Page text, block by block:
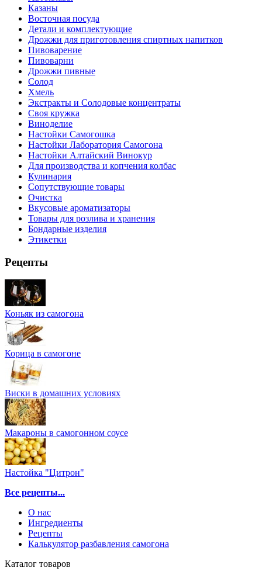
Казаны
Восточная посуда
Детали и комплектующие
Дрожжи для приготовления спиртных напитков
Пивоварение
Пивоварни
Дрожжи пивные
Солод
Хмель
Экстракты и Солодовые концентраты
Своя кружка
Виноделие
Настойки Самогошка
Настойки Лаборатория Самогона
Настойки Алтайский Винокур
Для производства и копчения колбас
Кулинария
Сопутствующие товары
Очистка
Вкусовые ароматизаторы
Товары для розлива и хранения
Бондарные изделия
Этикетки
Рецепты
Коньяк из самогона
Корица в самогоне
Виски в домашних условиях
Макароны в самогонном соусе
Настойка "Цитрон"
Все рецепты...
О нас
Ингредиенты
Рецепты
Калькулятор разбавления самогона
Каталог товаров